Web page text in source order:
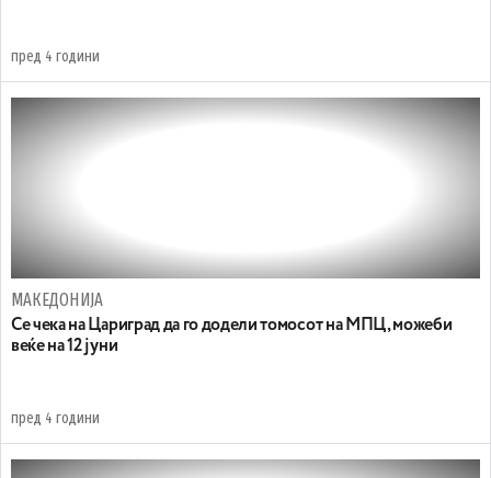
пред 4 години
МАКЕДОНИЈА
Се чека на Цариград да го додели томосот на МПЦ, можеби
веќе на 12 јуни
пред 4 години